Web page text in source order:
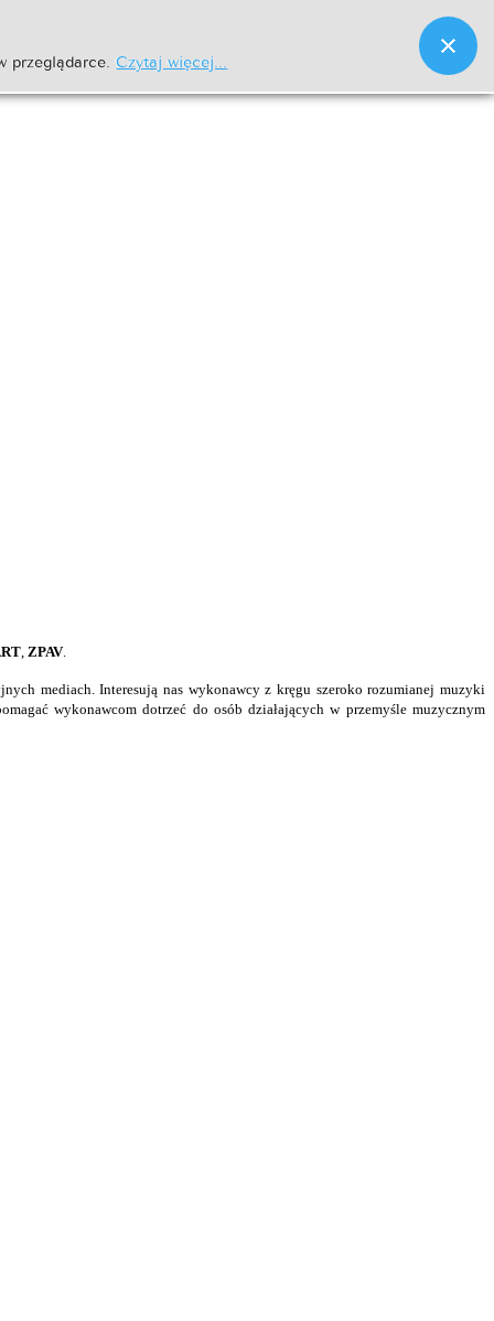
, ZPAV.
mediach. Interesują nas wykonawcy z kręgu szeroko rozumianej muzyki
wykonawcom dotrzeć do osób działających w przemyśle muzycznym
przeglądarce.Czytaj więcej...